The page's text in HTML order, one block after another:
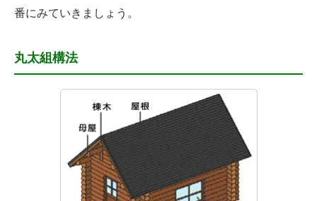
番にみていきましょう。
丸太組構法